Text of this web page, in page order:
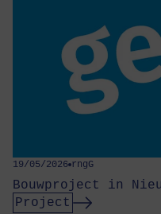
19/05/2026 rngG
Bouwproject in
Project